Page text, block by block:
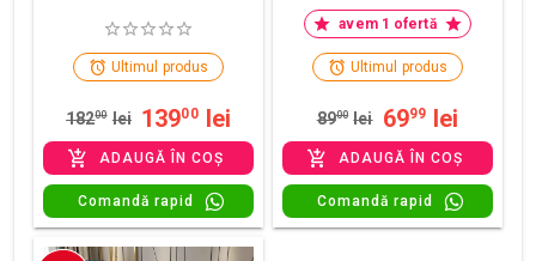
Ultimul produs
18200 lei 13900 lei
ADAUGĂ ÎN COȘ
Comandă rapid
avem 1 ofertă
Ultimul produs
8900 lei 6999 lei
ADAUGĂ ÎN COȘ
Comandă rapid